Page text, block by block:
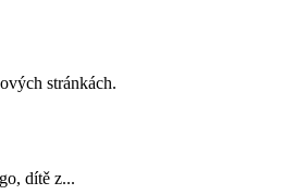
stránkách.
dítě z...